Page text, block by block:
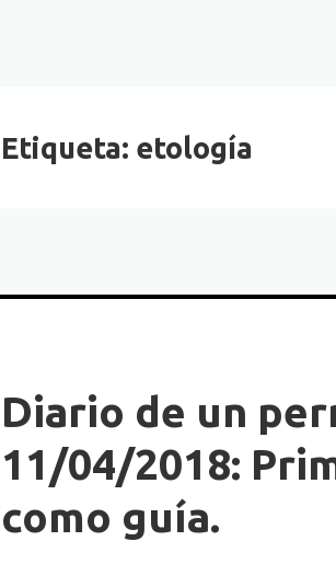
Etiqueta: etología
Diario de un
11/04/2018:
como guía.